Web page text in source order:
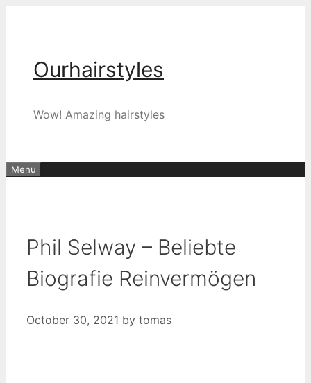
Ourhairstyles
Wow! Amazing hairstyles
Menu
Phil Selway – Beliebte
Biografie Reinvermögen
October 30, 2021 by tomas